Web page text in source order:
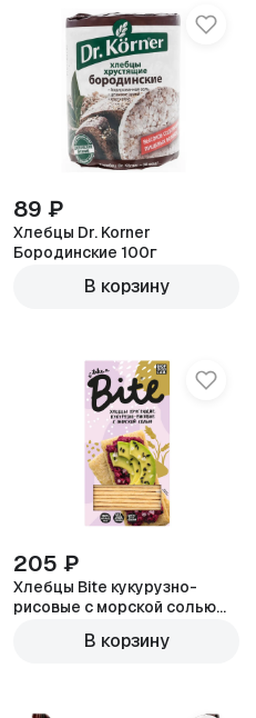
89 ₽
Хлебцы Dr. Korner
Бородинские 100г
В корзину
205 ₽
Хлебцы Bite кукурузно-
рисовые с морской солью
В корзину